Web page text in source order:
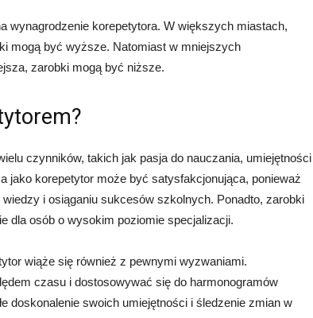
wynagrodzenie korepetytora. W większych miastach,
mogą być wyższe. Natomiast w mniejszych
zarobki mogą być niższe.
czynników, takich jak pasja do nauczania, umiejętności
jako korepetytor może być satysfakcjonująca, ponieważ
i osiąganiu sukcesów szkolnych. Ponadto, zarobki
dla osób o wysokim poziomie specjalizacji.
wiąże się również z pewnymi wyzwaniami.
czasu i dostosowywać się do harmonogramów
doskonalenie swoich umiejętności i śledzenie zmian w